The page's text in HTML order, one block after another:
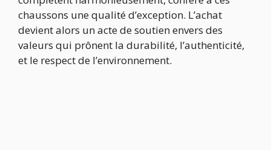
chaussons une qualité d’exception. L’achat
devient alors un acte de soutien envers des
valeurs qui prônent la durabilité, l’authenticité,
et le respect de l’environnement.